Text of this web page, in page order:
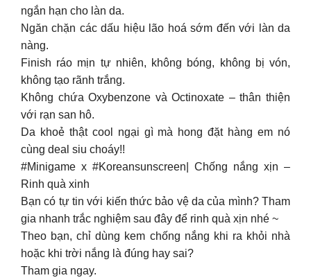
ngắn hạn cho làn da.
Ngăn chặn các dấu hiệu lão hoá sớm đến với làn da
nàng.
Finish ráo mịn tự nhiên, không bóng, không bị vón,
không tạo rãnh trắng.
Không chứa Oxybenzone và Octinoxate – thân thiện
với rạn san hô.
Da khoẻ thật cool ngại gì mà hong đặt hàng em nó
cùng deal siu choáy!!
#Minigame x #Koreansunscreen| Chống nắng xịn –
Rinh quà xinh
Bạn có tự tin với kiến thức bảo vệ da của mình? Tham
gia nhanh trắc nghiệm sau đây để rinh quà xịn nhé ~
Theo bạn, chỉ dùng kem chống nắng khi ra khỏi nhà
hoặc khi trời nắng là đúng hay sai?
Tham gia ngay.